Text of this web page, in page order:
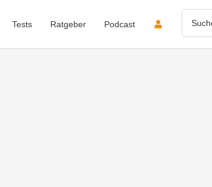
Tests Ratgeber Podcast